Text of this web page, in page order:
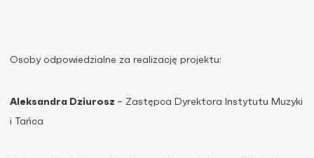
Osoby odpowiedzialne za realizację projektu:
Aleksandra Dziurosz – Zastępca Dyrektora Instytutu Muzyki
i Tańca